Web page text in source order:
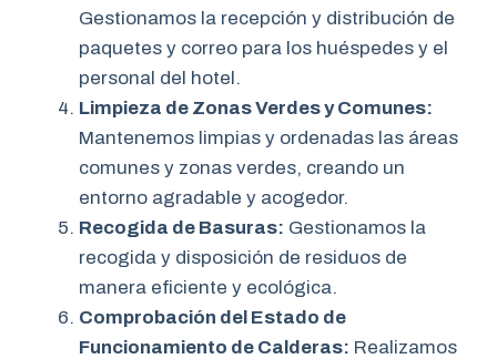
Gestionamos la recepción y distribución de
paquetes y correo para los huéspedes y el
personal del hotel.
Limpieza de Zonas Verdes y Comunes:
Mantenemos limpias y ordenadas las áreas
comunes y zonas verdes, creando un
entorno agradable y acogedor.
Recogida de Basuras: Gestionamos la
recogida y disposición de residuos de
manera eficiente y ecológica.
Comprobación del Estado de
Funcionamiento de Calderas: Realizamos